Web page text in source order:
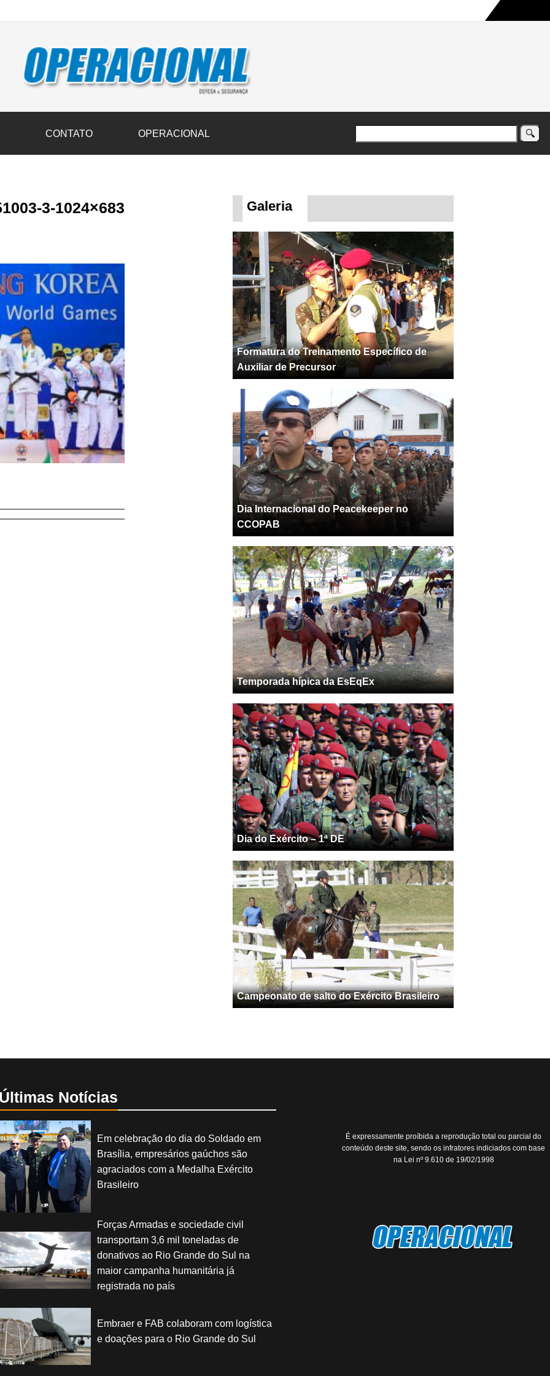
transportam 3,6 mil toneladas de donativos ao Rio Grande do Sul na maior campanha humanitária já registrada no país
CONTATO OPERACIONAL
3-1024×683 Galeria
Formatura do Treinamento Específico de
Auxiliar de Precursor
Dia Internacional do Peacekeeper no
CCOPAB
Temporada hípica da EsEqEx
Dia do Exército – 1ª DE
Campeonato de salto do Exército Brasileiro
Últimas Notícias
Em celebração do dia do Soldado em
Brasília, empresários gaúchos são
agraciados com a Medalha Exército
Brasileiro
Forças Armadas e sociedade civil
transportam 3,6 mil toneladas de
donativos ao Rio Grande do Sul na
maior campanha humanitária já
registrada no país
Embraer e FAB colaboram com logística
e doações para o Rio Grande do Sul
É expressamente proíbida a reprodução total ou parcial do
conteúdo deste site, sendo os infratores indiciados com base
na Lei nº 9.610 de 19/02/1998